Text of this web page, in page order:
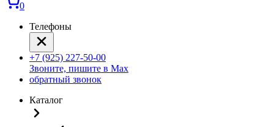
0
Телефоны
+7 (925) 227-50-00
Звоните, пишите в Max
обратный звонок
Каталог